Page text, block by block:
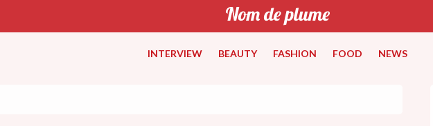
INTERVIEW BEAUTY FASHION FOOD NEWS